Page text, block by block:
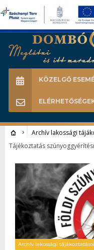
Search
KÖZELGŐ
Archív lakossági
Tájékoztatás
Archív lakossági